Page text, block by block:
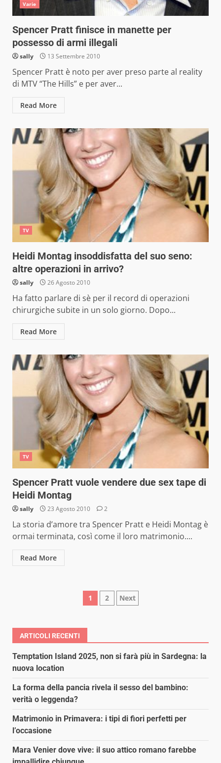
Varie
Spencer Pratt finisce in manette per
possesso di armi illegali
sally 13 Settembre 2010
Spencer Pratt è noto per aver preso parte al reality
di MTV “The Hills” e per aver...
Read More
TV
Heidi Montag insoddisfatta del suo seno:
altre operazioni in arrivo?
sally 26 Agosto 2010
Ha fatto parlare di sè per il record di operazioni
chirurgiche subite in un solo giorno. Dopo...
Read More
TV
Spencer Pratt vuole vendere due sex tape di
Heidi Montag
sally 23 Agosto 2010 2
La storia d’amore tra Spencer Pratt e Heidi Montag è
ormai terminata, così come il loro matrimonio....
Read More
Paginazione
articoli
1 2 Next
ARTICOLI RECENTI
Temptation Island 2025, non si farà più in Sardegna: la
nuova location
La forma della pancia rivela il sesso del bambino:
verità o leggenda?
Matrimonio in Primavera: i tipi di fiori perfetti per
l’occasione
Mara Venier dove vive: il suo attico romano farebbe